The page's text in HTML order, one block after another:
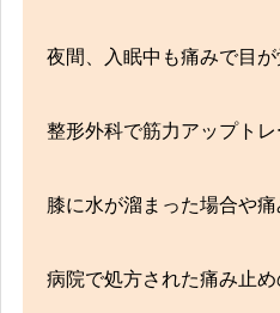
夜間、入眠中も痛みで目
整形外科で筋力アップト
膝に水が溜まった場合や
病院で処方された痛み止